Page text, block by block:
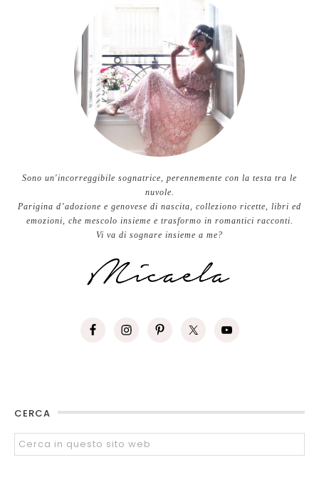
Sono un'incorreggibile sognatrice, perennemente con la testa tra le
nuvole.
Parigina d’adozione e genovese di nascita, colleziono ricette, libri ed
emozioni, che mescolo insieme e trasformo in romantici racconti.
Vi va di sognare insieme a me?
CERCA